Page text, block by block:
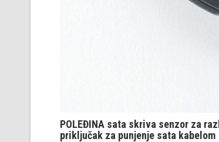
POLEĐINA sata skriva senzor za
priključak za punjenje sata kabelom